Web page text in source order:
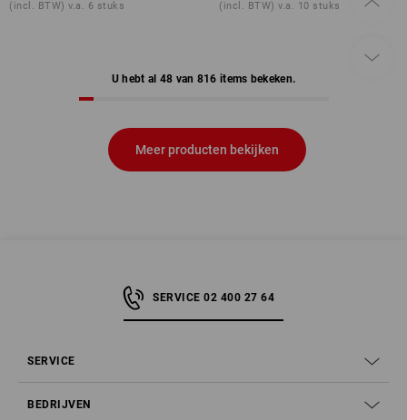
(incl. BTW) v.a. 6 stuks (incl. BTW) v.a. 10 stuks
U hebt al 48 van 816 items bekeken.
Meer producten bekijken
SERVICE 02 400 27 64
SERVICE
BEDRIJVEN